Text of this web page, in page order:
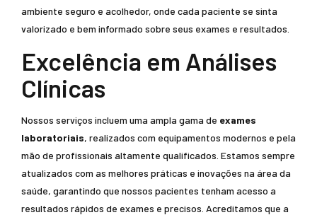
ambiente seguro e acolhedor, onde cada paciente se sinta
valorizado e bem informado sobre seus exames e resultados.
Excelência em Análises
Clínicas
Nossos serviços incluem uma ampla gama de exames
laboratoriais, realizados com equipamentos modernos e pela
mão de profissionais altamente qualificados. Estamos sempre
atualizados com as melhores práticas e inovações na área da
saúde, garantindo que nossos pacientes tenham acesso a
resultados rápidos de exames e precisos. Acreditamos que a